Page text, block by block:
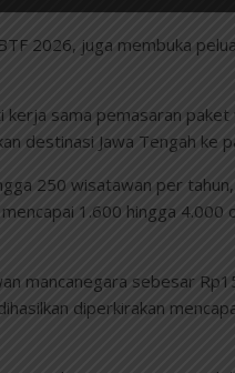
2026, juga membuka
sama pemasaran paket
destinasi Jawa Tengah ke
250 wisatawan per
1.600 hingga 4.000
mancanegara sebesar
diperkirakan